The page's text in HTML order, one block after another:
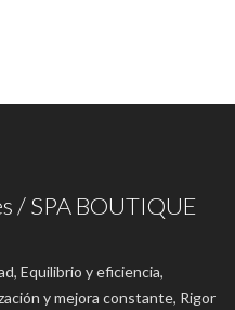
/ SPA BOUTIQUE
Equilibrio y eficiencia,
y mejora constante, Rigor